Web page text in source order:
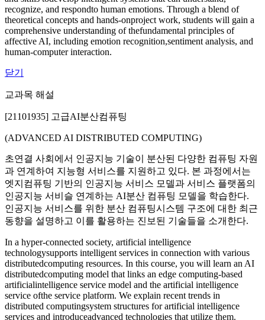
recognize, and respondto human emotions. Through a blend of
theoretical concepts and hands-onproject work, students will gain a
comprehensive understanding of thefundamental principles of
affective AI, including emotion recognition,sentiment analysis, and
human-computer interaction.
닫기
교과목 해설
[21101935] 고급AI분산컴퓨팅
(ADVANCED AI DISTRIBUTED COMPUTING)
초연결 사회에서 인공지능 기술이 분산된 다양한 컴퓨팅 자원
과 연계하여 지능형 서비스를 지원하고 있다. 본 과정에서는
엣지컴퓨팅 기반의 인공지능 서비스 모델과 서비스 플랫폼의
인공지능 서비슬 연계하는 AI분산 컴퓨팅 모델을 학습한다.
인공지능 서비스를 위한 분산 컴퓨팅시스템 구조에 대한 최근
동향을 설명하고 이를 활용하는 진보된 기술들을 소개한다.
In a hyper-connected society, artificial intelligence
technologysupports intelligent services in connection with various
distributedcomputing resources. In this course, you will learn an AI
distributedcomputing model that links an edge computing-based
artificialintelligence service model and the artificial intelligence
service ofthe service platform. We explain recent trends in
distributed computingsystem structures for artificial intelligence
services and introduceadvanced technologies that utilize them.